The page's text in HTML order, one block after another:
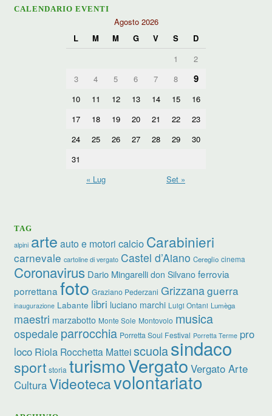
CALENDARIO EVENTI
Agosto 2026
L
M M G V S
D
1
2
3
4 5 6 7 8 9
10 11 12 13 14 15
16
17
18 19 20 21 22
23
24
25 26 27 28 29
30
31
« Lug
Set »
TAG
alpini arte auto e motori calcio Carabinieri
carnevale cartoline di vergato Castel d’Aiano Cereglio cinema
Coronavirus Dario Mingarelli don Silvano ferrovia
porrettana foto Graziano Pederzani Grizzanaguerra
inaugurazione Labante libri luciano marchi Luigi Ontani Lumèga
maestri marzabotto Monte Sole Montovolo musica
ospedale parrocchia Porretta Soul Festival Porretta Terme pro
loco Riola Rocchetta Matteiscuolasindaco
sport storia turismoVergato Vergato Arte
CulturaVideotecavolontariato